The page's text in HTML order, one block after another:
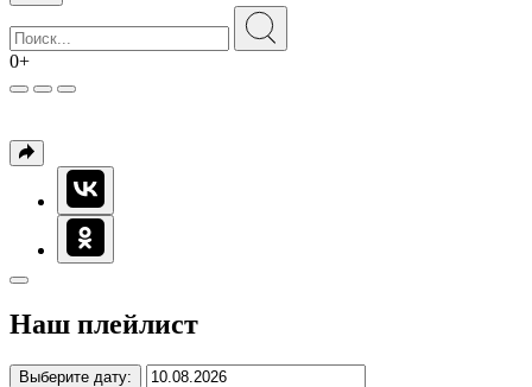
0+
Наш плейлист
Выберите дату: